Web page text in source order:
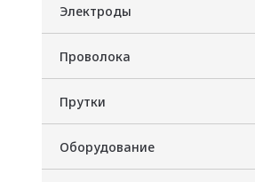
Электроды
Проволока
Прутки
Оборудование